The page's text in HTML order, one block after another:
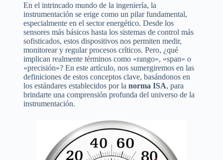
En el intrincado mundo de la ingeniería, la
instrumentación se erige como un pilar fundamental,
especialmente en el sector energético. Desde los
sensores más básicos hasta los sistemas de control más
sofisticados, estos dispositivos nos permiten medir,
monitorear y regular procesos críticos. Pero, ¿qué
implican realmente términos como «rango», «span» o
«precisión»? En este artículo, nos sumergiremos en las
definiciones de estos conceptos clave, basándonos en
los estándares establecidos por lanorma ISA, para
brindarte una comprensión profunda del universo de la
instrumentación.